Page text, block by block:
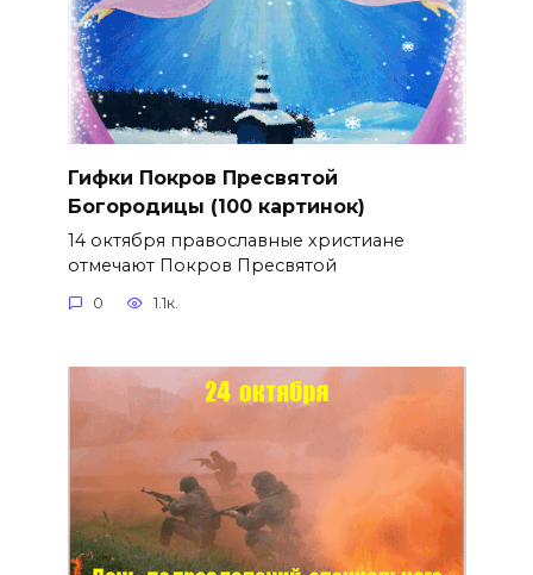
Гифки Покров Пресвятой
Богородицы (100 картинок)
14 октября православные христиане
отмечают Покров Пресвятой
0 1.1к.